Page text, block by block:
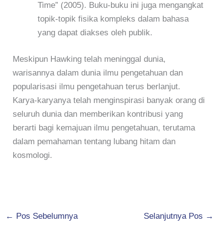
Time” (2005). Buku-buku ini juga mengangkat
topik-topik fisika kompleks dalam bahasa
yang dapat diakses oleh publik.
Meskipun Hawking telah meninggal dunia,
warisannya dalam dunia ilmu pengetahuan dan
popularisasi ilmu pengetahuan terus berlanjut.
Karya-karyanya telah menginspirasi banyak orang di
seluruh dunia dan memberikan kontribusi yang
berarti bagi kemajuan ilmu pengetahuan, terutama
dalam pemahaman tentang lubang hitam dan
kosmologi.
← Pos Sebelumnya Selanjutnya Pos →